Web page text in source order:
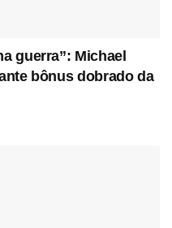
guerra”: Michael
bônus dobrado da